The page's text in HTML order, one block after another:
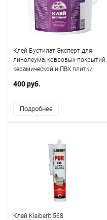
Клей Бустилат Эксперт для
линолеума, ковровых покрытий,
керамической и ПВХ плитки
400 руб.
Подробнее
Клей Kleiberit 568